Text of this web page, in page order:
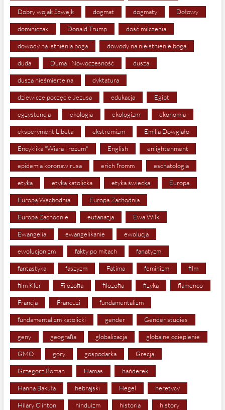
Dobry wojak Szwejk dogmat dogmaty Dołowy
dominiczak Donald Trump dość milczenia
dowody na istnienia boga dowody na nieistnienie boga
duda Duma i Nowoczesność dusza
dusza nieśmiertelna dyktatura
dziewicze poczęcie Jezusa edukacja Egipt
egzystencja ekologia ekologizm ekonomia
eksperyment Libeta ekstremizm Emilia Dowgiało
Encyklika "Wiara i rozum" English enlightenment
epidemia koronawirusa erich fromm eschatologia
etyka etyka katolicka etyka świecka Europa
Europa Wschodnia Europa Zachodnia
Europa Zachodnie eutanazja Ewa Wilk
Ewangelia ewangelikanie ewolucja
ewolucjonizm fakty po mitach fanatyzm
fantastyka faszyzm Fatima feminizm film
film Kler Filozofia filozofia fizyka flamenco
Francja Francuzi fundamentalizm
fundamentalizm katolicki gender Gender studies
geny geografia globalizacja globalne ocieplenie
GMO góry gospodarka Grecja
Grzegorz Roman Hamas hańderek
Hanna Bakuła hebrajski Hegel heretycy
Hilary Clinton hinduizm historia history